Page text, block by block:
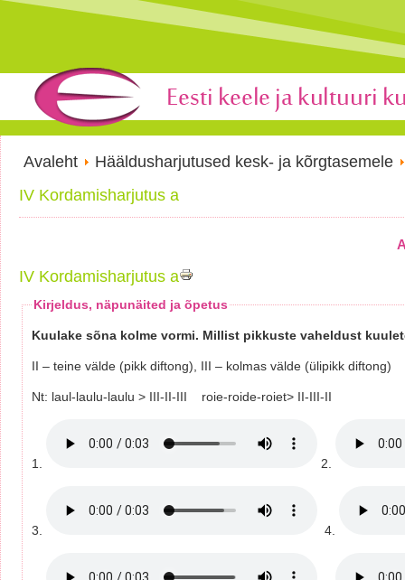
Avaleht
Hääldusharjutused kesk- ja kõrgtasemele
IV Kordamisharjutus a
IV Kordamisharjutus a
Kirjeldus, näpunäited ja õpetus
Kuulake sõna kolme vormi. Millist pikkuste vaheldust
II – teine välde (pikk diftong), III – kolmas välde (ülipikk diftong)
Nt: laul-laulu-laulu > III-II-III roie-roide-roiet> II-III-II
1. 2.
3. 4.